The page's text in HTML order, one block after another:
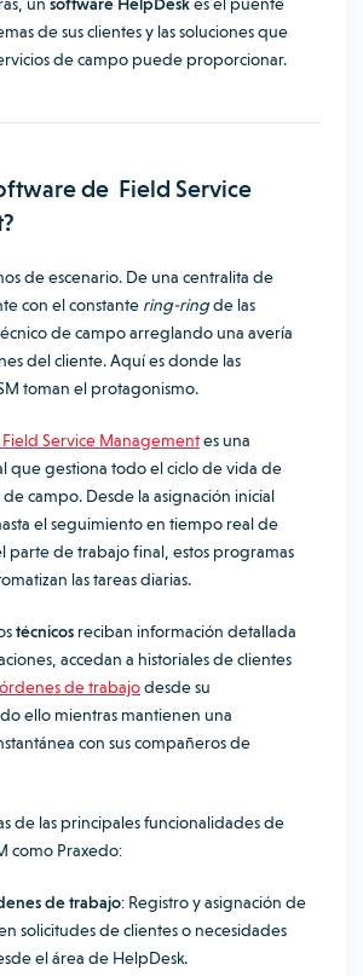
de sus clientes y las soluciones que
de campo puede proporcionar.
de Field Service
de escenario. De una centralita de
con el constante ring-ringde las
de campo arreglando una avería
del cliente. Aquí es donde las
toman el protagonismo.
Service Managementes una
que gestiona todo el ciclo de vida de
de campo. Desde la asignación inicial
el seguimiento en tiempo real de
parte de trabajo final, estos programas
las tareas diarias.
técnicos reciban información detallada
accedan a historiales de clientes
de trabajodesde su
ello mientras mantienen una
con sus compañeros de
de las principales funcionalidades de
como Praxedo:
de trabajo: Registro y asignación de
solicitudes de clientes o necesidades
el área de HelpDesk.